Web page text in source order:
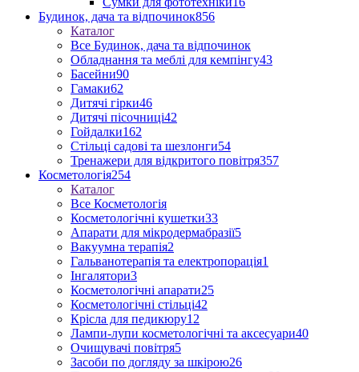
Будинок, дача та відпочинок856
Каталог
Все Будинок, дача та відпочинок
Обладнання та меблі для кемпінгу43
Басейни90
Гамаки62
Дитячі гірки46
Дитячі пісочниці42
Гойдалки162
Стільці садові та шезлонги54
Тренажери для відкритого повітря357
Косметологія254
Каталог
Все Косметологія
Косметологічні кушетки33
Апарати для мікродермабразії5
Вакуумна терапія2
Гальванотерапія та електропорація1
Інгалятори3
Косметологічні апарати25
Косметологічні стільці42
Крісла для педикюру12
Лампи-лупи косметологічні та аксесуари40
Очищувачі повітря5
Засоби по догляду за шкірою26